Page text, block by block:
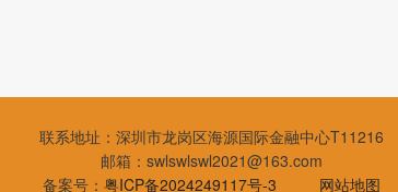
联系地址：深圳市龙岗区海源国际金融中心T11216
邮箱：swlswlswl2021@163.com
备案号： 粤ICP备2024249117号-3 网站地图